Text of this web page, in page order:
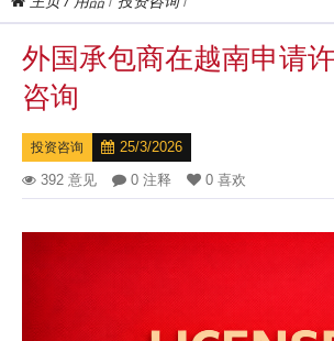
外国承包商在越南申请
咨询
投资咨询
25/3/2026
392 意见
0 注释 0 喜欢